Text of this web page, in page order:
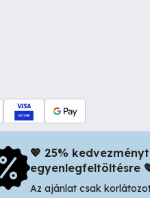
Oradea 410346, Romania |
💖 25%
egyenlegfeltöltésre
Az ajánlat csak